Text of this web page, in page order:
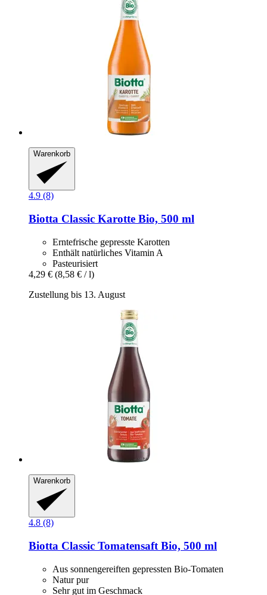
Warenkorb
4.9 (8)
Biotta Classic Karotte Bio, 500 ml
Erntefrische gepresste Karotten
Enthält natürliches Vitamin A
Pasteurisiert
4,29 € (8,58 € / l)
Zustellung bis 13. August
Warenkorb
4.8 (8)
Biotta Classic Tomatensaft Bio, 500 ml
Aus sonnengereiften gepressten Bio-Tomaten
Natur pur
Sehr gut im Geschmack